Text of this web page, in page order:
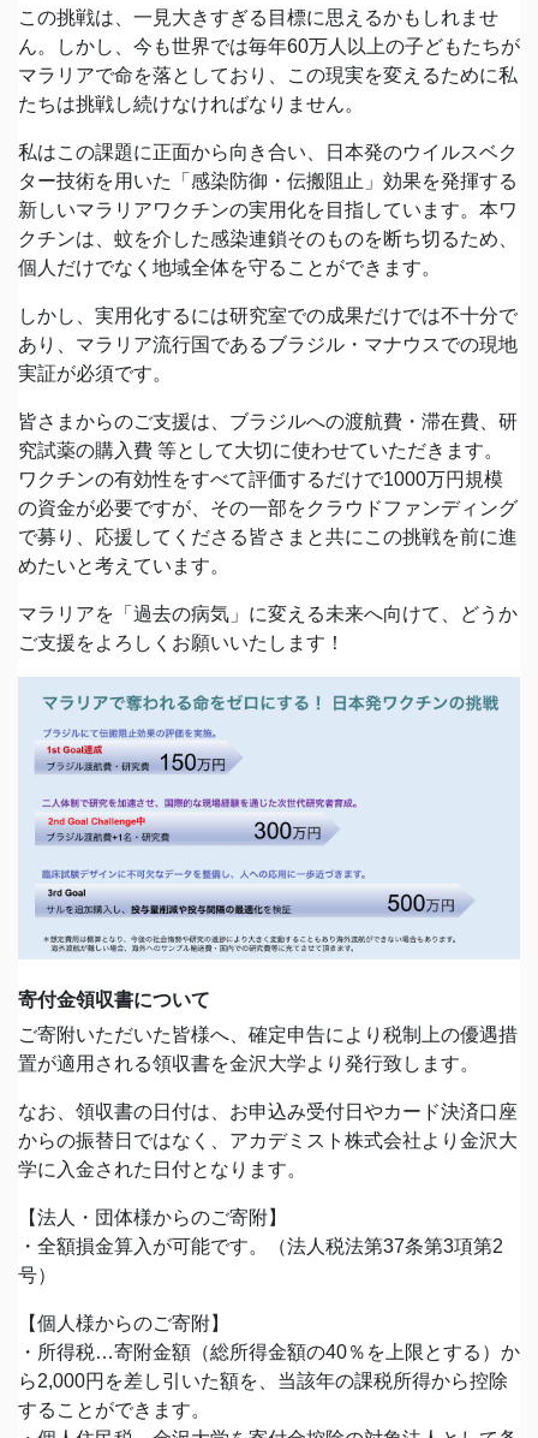
この挑戦は、一見大きすぎる目標に思えるかもしれませ
ん。しかし、今も世界では毎年60万人以上の子どもたちが
マラリアで命を落としており、この現実を変えるために私
たちは挑戦し続けなければなりません。
私はこの課題に正面から向き合い、日本発のウイルスベク
ター技術を用いた「感染防御・伝搬阻止」効果を発揮する
新しいマラリアワクチンの実用化を目指しています。本ワ
クチンは、蚊を介した感染連鎖そのものを断ち切るため、
個人だけでなく地域全体を守ることができます。
しかし、実用化するには研究室での成果だけでは不十分で
あり、マラリア流行国であるブラジル・マナウスでの現地
実証が必須です。
皆さまからのご支援は、ブラジルへの渡航費・滞在費、研
究試薬の購入費 等として大切に使わせていただきます。
ワクチンの有効性をすべて評価するだけで1000万円規模
の資金が必要ですが、その一部をクラウドファンディング
で募り、応援してくださる皆さまと共にこの挑戦を前に進
めたいと考えています。
マラリアを「過去の病気」に変える未来へ向けて、どうか
ご支援をよろしくお願いいたします！
寄付金領収書について
ご寄附いただいた皆様へ、確定申告により税制上の優遇措
置が適用される領収書を金沢大学より発行致します。
なお、領収書の日付は、お申込み受付日やカード決済口座
からの振替日ではなく、アカデミスト株式会社より金沢大
学に入金された日付となります。
【法人・団体様からのご寄附】
・全額損金算入が可能です。（法人税法第37条第3項第2
号）
【個人様からのご寄附】
・所得税…寄附金額（総所得金額の40％を上限とする）か
ら2,000円を差し引いた額を、当該年の課税所得から控除
することができます。